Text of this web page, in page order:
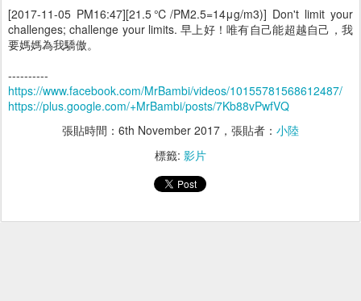
[2017-11-05 PM16:47][21.5℃/PM2.5=14μg/m3)] Don't limit your
challenges; challenge your limits. 早上好！唯有自己能超越自己，我
要媽媽為我驕傲。
----------
https://www.facebook.com/MrBambi/videos/10155781568612487/
https://plus.google.com/+MrBambi/posts/7Kb88vPwfVQ
張貼時間： 6th November 2017 ，張貼者： 小陸
標籤: 影片